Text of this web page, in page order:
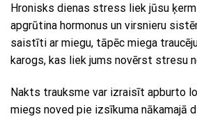
Hronisks dienas stress liek jūsu
apgrūtina hormonus un virsnieru
saistīti ar miegu, tāpēc miega
karogs, kas liek jums novērst stresu
Nakts trauksme var izraisīt apburto
miegs noved pie izsīkuma nākamajā